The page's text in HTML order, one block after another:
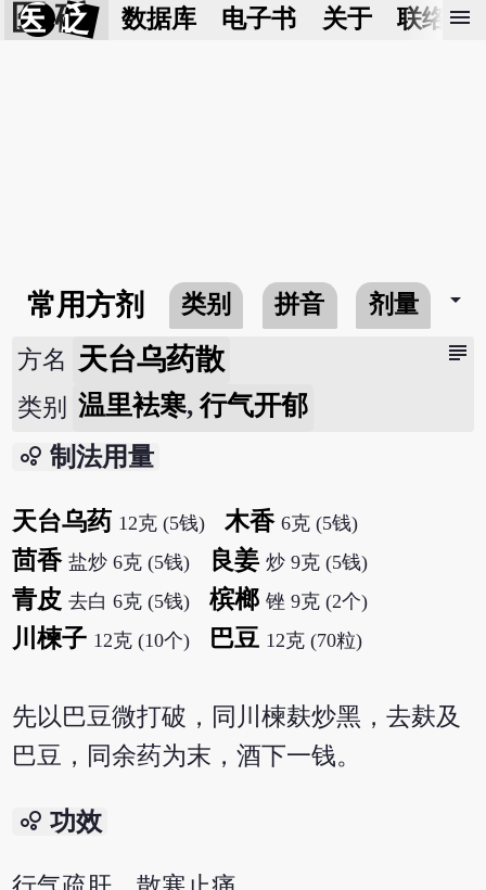
医 砭 数据库 电子书 关于 联络我
menu
常用方剂 类别 拼音 剂量 arrow_drop_down
subject
方名 天台乌药散
类别 温里袪寒,行气开郁
bubble_chart 制法用量
天台乌药 12克 (5钱) 木香 6克 (5钱)
茴香 盐炒 6克 (5钱) 良姜 炒 9克 (5钱)
青皮 去白 6克 (5钱) 槟榔 锉 9克 (2个)
川楝子 12克 (10个) 巴豆 12克 (70粒)
先以巴豆微打破，同川楝麸炒黑，去麸及
巴豆，同余药为末，酒下一钱。
bubble_chart 功效